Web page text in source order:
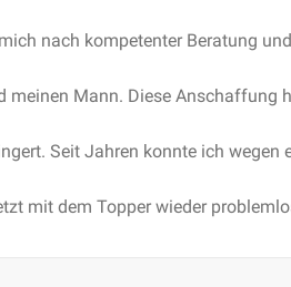
nach kompetenter Beratung und
meinen Mann. Diese Anschaffung
Seit Jahren konnte ich wegen
mit dem Topper wieder